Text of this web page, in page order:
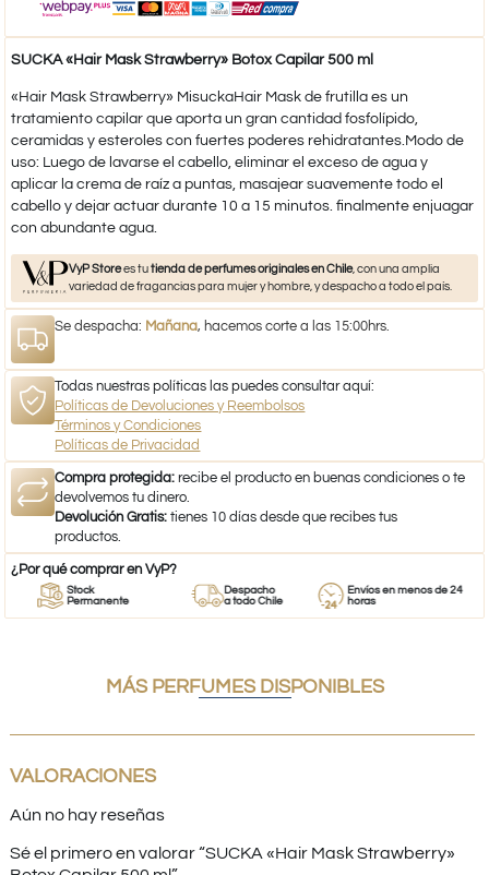
SUCKA «Hair Mask Strawberry» Botox Capilar 500 ml
«Hair Mask Strawberry» MisuckaHair Mask de frutilla es un
tratamiento capilar que aporta un gran cantidad fosfolípido,
ceramidas y esteroles con fuertes poderes rehidratantes.Modo de
uso: Luego de lavarse el cabello, eliminar el exceso de agua y
aplicar la crema de raíz a puntas, masajear suavemente todo el
cabello y dejar actuar durante 10 a 15 minutos. finalmente enjuagar
con abundante agua.
VyP Storees tutienda de perfumes originales en Chile, con una amplia
variedad de fragancias para mujer y hombre, y despacho a todo el país.
Se despacha: Mañana, hacemos corte a las 15:00hrs.
Todas nuestras políticas las puedes consultar aquí:
Políticas de Devoluciones y Reembolsos
Términos y Condiciones
Políticas de Privacidad
Compra protegida: recibe el producto en buenas condiciones o te
devolvemos tu dinero.
Devolución Gratis: tienes 10 días desde que recibes tus
productos.
¿Por qué comprar en VyP?
Stock
Permanente
Despacho
a todo Chile
Envíos en menos de 24
horas
MÁS PERFUMES DISPONIBLES
VALORACIONES
Aún no hay reseñas
Sé el primero en valorar “SUCKA «Hair Mask Strawberry»